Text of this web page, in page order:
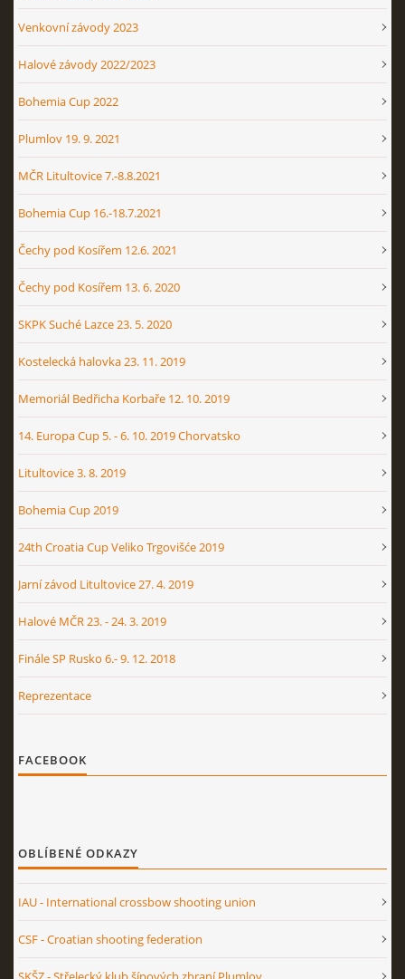
Venkovní závody 2023
Halové závody 2022/2023
Bohemia Cup 2022
Plumlov 19. 9. 2021
MČR Litultovice 7.-8.8.2021
Bohemia Cup 16.-18.7.2021
Čechy pod Kosířem 12.6. 2021
Čechy pod Kosířem 13. 6. 2020
SKPK Suché Lazce 23. 5. 2020
Kostelecká halovka 23. 11. 2019
Memoriál Bedřicha Korbaře 12. 10. 2019
14. Europa Cup 5. - 6. 10. 2019 Chorvatsko
Litultovice 3. 8. 2019
Bohemia Cup 2019
24th Croatia Cup Veliko Trgovišće 2019
Jarní závod Litultovice 27. 4. 2019
Halové MČR 23. - 24. 3. 2019
Finále SP Rusko 6.- 9. 12. 2018
Reprezentace
FACEBOOK
OBLÍBENÉ ODKAZY
IAU - International crossbow shooting union
CSF - Croatian shooting federation